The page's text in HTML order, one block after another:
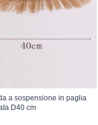
a sospensione in paglia
D40 cm